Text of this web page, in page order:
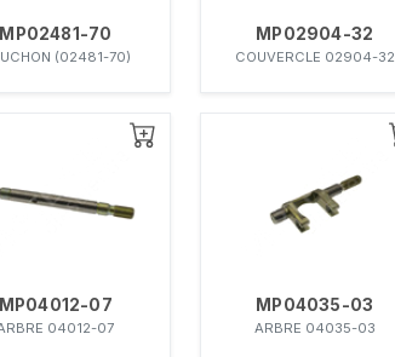
MP02481-70
(02481-70)
MP02904-32
COUVERCLE 02904-32
07
04012-07
MP04035-03
ARBRE 04035-03